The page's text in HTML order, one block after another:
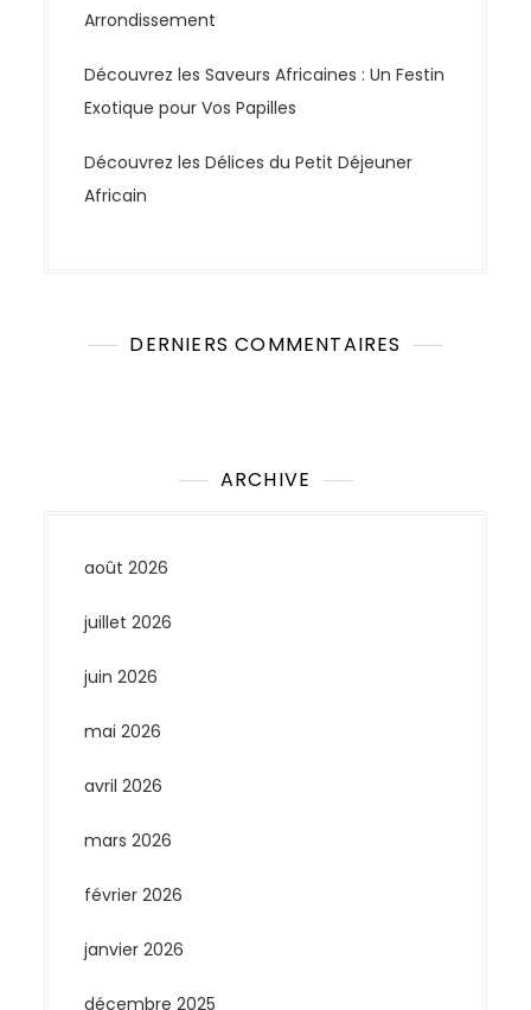
Arrondissement
Découvrez les Saveurs Africaines : Un Festin
Exotique pour Vos Papilles
Découvrez les Délices du Petit Déjeuner
Africain
DERNIERS COMMENTAIRES
ARCHIVE
août 2026
juillet 2026
juin 2026
mai 2026
avril 2026
mars 2026
février 2026
janvier 2026
décembre 2025